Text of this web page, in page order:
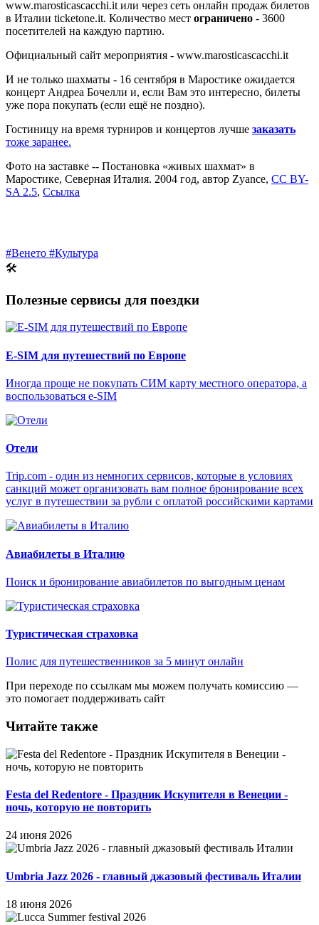
www.marosticascacchi.it или через сеть онлайн продаж билетов
в Италии ticketone.it. Количество мест ограничено - 3600
посетителей на каждую партию.
Официальный сайт мероприятия - www.marosticascacchi.it
И не только шахматы - 16 сентября в Маростике ожидается
концерт Андреа Бочелли и, если Вам это интересно, билеты
уже пора покупать (если ещё не поздно).
Гостиницу на время турниров и концертов лучше заказать
тоже заранее.
Фото на заставке -- Постановка «живых шахмат» в
Маростике, Северная Италия. 2004 год, автор Zyance, CC BY-
SA 2.5, Ссылка
#Венето #Культура
🛠
Полезные сервисы для поездки
E-SIM для путешествий по Европе
Иногда проще не покупать СИМ карту местного оператора, а
воспользоваться e-SIM
Отели
Trip.com - один из немногих сервисов, которые в условиях
санкций может организовать вам полное бронирование всех
услуг в путешествии за рубли с оплатой российскими картами
Авиабилеты в Италию
Поиск и бронирование авиабилетов по выгодным ценам
Туристическая страховка
Полис для путешественников за 5 минут онлайн
При переходе по ссылкам мы можем получать комиссию —
это помогает поддерживать сайт
Читайте также
Festa del Redentore - Праздник Искупителя в Венеции -
ночь, которую не повторить
24 июня 2026
Umbria Jazz 2026 - главный джазовый фестиваль Италии
18 июня 2026